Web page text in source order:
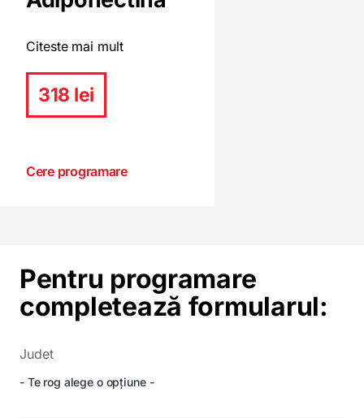
Citeste mai mult
318 lei
Cere programare
Pentru programare
completează formularul:
Judet